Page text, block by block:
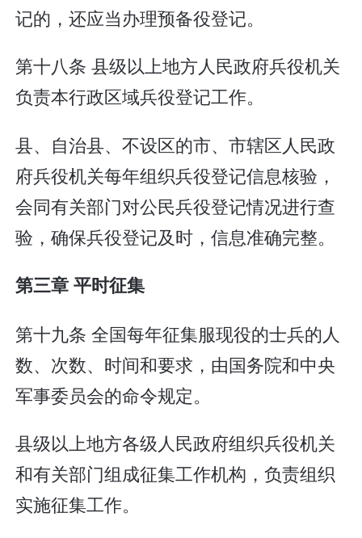
记的，还应当办理预备役登记。
第十八条 县级以上地方人民政府兵役机关
负责本行政区域兵役登记工作。
县、自治县、不设区的市、市辖区人民政
府兵役机关每年组织兵役登记信息核验，
会同有关部门对公民兵役登记情况进行查
验，确保兵役登记及时，信息准确完整。
第三章 平时征集
第十九条 全国每年征集服现役的士兵的人
数、次数、时间和要求，由国务院和中央
军事委员会的命令规定。
县级以上地方各级人民政府组织兵役机关
和有关部门组成征集工作机构，负责组织
实施征集工作。